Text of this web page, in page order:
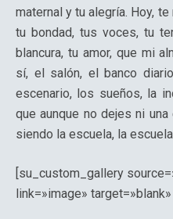
maternal y tu alegría. Hoy,
tu bondad, tus voces, tu
blancura, tu amor, que mi
sí, el salón, el banco
escenario, los sueños, la
que aunque no dejes ni
siendo la escuela, la
[su_custom_gallery
link=»image»